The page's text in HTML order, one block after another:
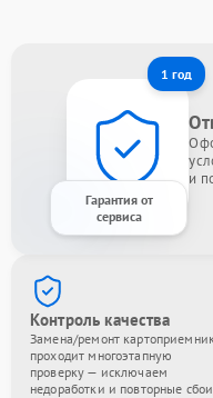
1 год
Гарантия от
сервиса
и
Контроль качества
Замена/ремонт
проходит многоэтапную
проверку — исключаем
недоработки и повторные сбои.